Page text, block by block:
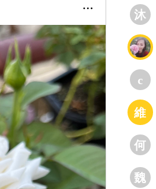
沐
c
維
何
魏